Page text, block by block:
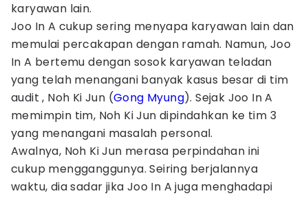
karyawan lain.
Joo In A cukup sering menyapa karyawan lain dan
memulai percakapan dengan ramah. Namun, Joo
In A bertemu dengan sosok karyawan teladan
yang telah menangani banyak kasus besar di tim
audit , Noh Ki Jun (Gong Myung). Sejak Joo In A
memimpin tim, Noh Ki Jun dipindahkan ke tim 3
yang menangani masalah personal.
Awalnya, Noh Ki Jun merasa perpindahan ini
cukup mengganggunya. Seiring berjalannya
waktu, dia sadar jika Joo In A juga menghadapi